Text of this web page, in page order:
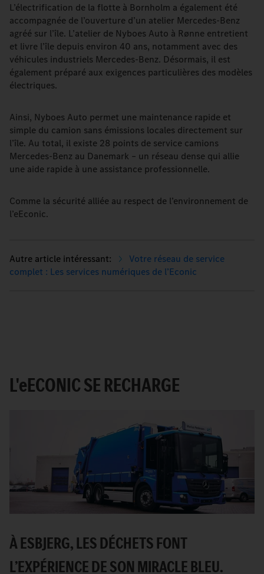
L’électrification de la flotte à Bornholm a également été
accompagnée de l’ouverture d’un atelier Mercedes-Benz
agréé sur l’île. L’atelier de Nyboes Auto à Rønne entretient
et livre l’île depuis environ 40 ans, notamment avec des
véhicules industriels Mercedes-Benz. Désormais, il est
également préparé aux exigences particulières des modèles
électriques.
Ainsi, Nyboes Auto permet une maintenance rapide et
simple du camion sans émissions locales directement sur
l’île. Au total, il existe 28 points de service camions
Mercedes-Benz au Danemark – un réseau dense qui allie
une aide rapide à une assistance professionnelle.
Comme la sécurité alliée au respect de l’environnement de
l’eEconic.
Votre réseau de service
complet : Les services numériques de l’Econic
L'eECONIC SE RECHARGE
À ESBJERG, LES DÉCHETS FONT
L’EXPÉRIENCE DE SON MIRACLE BLEU.